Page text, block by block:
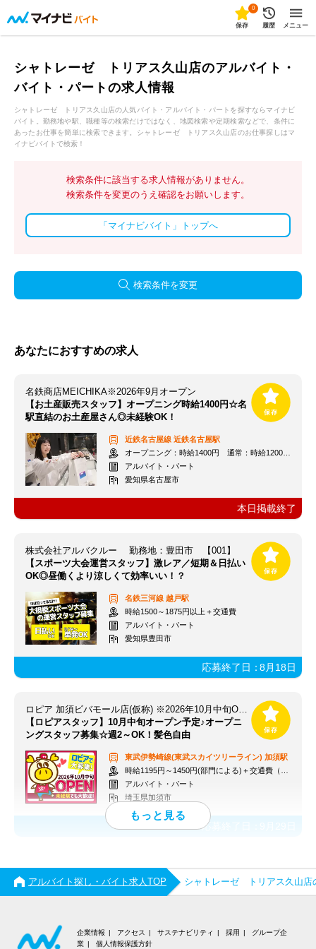
0
保存 履歴 メニュー
シャトレーゼ トリアス久山店のアルバイト・
バイト・パートの求人情報
シャトレーゼ トリアス久山店の人気バイト・アルバイト・パートを探すならマイナビ
バイト。勤務地や駅、職種等の検索だけではなく、地図検索や定期検索などで、条件に
あったお仕事を簡単に検索できます。シャトレーゼ トリアス久山店のお仕事探しはマ
イナビバイトで検索！
検索条件に該当する求人情報がありません。
検索条件を変更のうえ確認をお願いします。
「マイナビバイト」トップへ
検索条件を変更
あなたにおすすめの求人
名鉄商店MEICHIKA※2026年9月オープン
【お土産販売スタッフ】オープニング時給1400円☆名
駅直結のお土産屋さん◎未経験OK！
近鉄名古屋線 近鉄名古屋駅
オープニング：時給1400円 通常：時給1200円～＋交通費全額支給
アルバイト・パート
愛知県名古屋市
本日掲載終了
株式会社アルバクルー 勤務地：豊田市 【001】
【スポーツ大会運営スタッフ】激レア／短期＆日払い
OK◎昼働くより涼しくて効率いい！？
名鉄三河線 越戸駅
時給1500～1875円以上＋交通費
アルバイト・パート
愛知県豊田市
応募終了日：8月18日
ロピア 加須ビバモール店(仮称) ※2026年10月中旬OPEN予定
【ロピアスタッフ】10月中旬オープン予定♪オープニ
ングスタッフ募集☆週2～OK！髪色自由
東武伊勢崎線(東武スカイツリーライン) 加須駅
時給1195円～1450円(部門による)＋交通費（社内規定）
アルバイト・パート
埼玉県加須市
応募終了日：
アルバイト探し・バイト求人TOP シャトレーゼ トリアス久山店
企業情報 アクセス サステナビリティ 採用
グループ企
業
個人情報保護方針